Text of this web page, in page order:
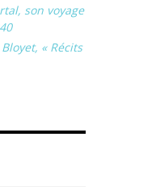
son voyage
« Récits